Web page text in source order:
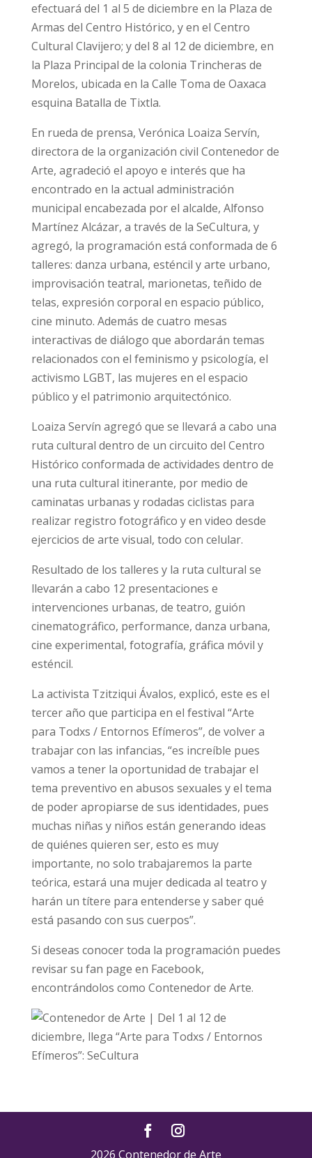
efectuará del 1 al 5 de diciembre en la Plaza de
Armas del Centro Histórico, y en el Centro
Cultural Clavijero; y del 8 al 12 de diciembre, en
la Plaza Principal de la colonia Trincheras de
Morelos, ubicada en la Calle Toma de Oaxaca
esquina Batalla de Tixtla.
En rueda de prensa, Verónica Loaiza Servín,
directora de la organización civil Contenedor de
Arte, agradeció el apoyo e interés que ha
encontrado en la actual administración
municipal encabezada por el alcalde, Alfonso
Martínez Alcázar, a través de la SeCultura, y
agregó, la programación está conformada de 6
talleres: danza urbana, esténcil y arte urbano,
improvisación teatral, marionetas, teñido de
telas, expresión corporal en espacio público,
cine minuto. Además de cuatro mesas
interactivas de diálogo que abordarán temas
relacionados con el feminismo y psicología, el
activismo LGBT, las mujeres en el espacio
público y el patrimonio arquitectónico.
Loaiza Servín agregó que se llevará a cabo una
ruta cultural dentro de un circuito del Centro
Histórico conformada de actividades dentro de
una ruta cultural itinerante, por medio de
caminatas urbanas y rodadas ciclistas para
realizar registro fotográfico y en video desde
ejercicios de arte visual, todo con celular.
Resultado de los talleres y la ruta cultural se
llevarán a cabo 12 presentaciones e
intervenciones urbanas, de teatro, guión
cinematográfico, performance, danza urbana,
cine experimental, fotografía, gráfica móvil y
esténcil.
La activista Tzitziqui Ávalos, explicó, este es el
tercer año que participa en el festival “Arte
para Todxs / Entornos Efímeros”, de volver a
trabajar con las infancias, “es increíble pues
vamos a tener la oportunidad de trabajar el
tema preventivo en abusos sexuales y el tema
de poder apropiarse de sus identidades, pues
muchas niñas y niños están generando ideas
de quiénes quieren ser, esto es muy
importante, no solo trabajaremos la parte
teórica, estará una mujer dedicada al teatro y
harán un títere para entenderse y saber qué
está pasando con sus cuerpos”.
Si deseas conocer toda la programación puedes
revisar su fan page en Facebook,
encontrándolos como Contenedor de Arte.
2026 Contenedor de Arte